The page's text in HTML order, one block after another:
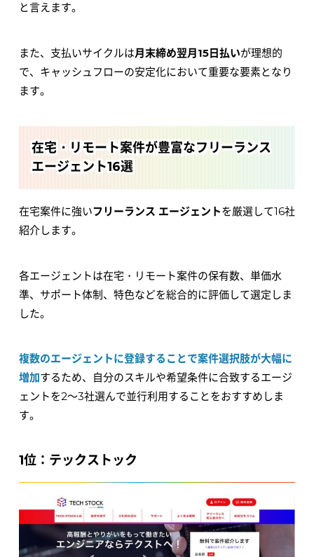
と言えます。
また、支払いサイクルは月末締め翌月15日払いが理想的
で、キャッシュフローの安定化において重要な要素となり
ます。
在宅・リモート案件が豊富なフリーランス
エージェント16選
在宅案件に強いフリーランス エージェントを厳選して16社
紹介します。
各エージェントは在宅・リモート案件の保有数、単価水
準、サポート体制、特色などを総合的に評価して選定しま
した。
複数のエージェントに登録することで案件選択肢が大幅に
増加するため、自分のスキルや希望条件に合致するエージ
ェントを2～3社選んで並行利用することをおすすめしま
す。
1位：テックストック